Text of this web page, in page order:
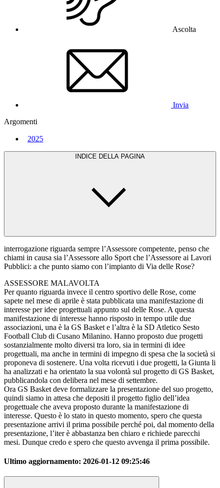
Ascolta
Invia
Argomenti
2025
INDICE DELLA PAGINA
interrogazione riguarda sempre l’Assessore competente, penso che
chiami in causa sia l’Assessore allo Sport che l’Assessore ai Lavori
Pubblici: a che punto siamo con l’impianto di Via delle Rose?
ASSESSORE MALAVOLTA
Per quanto riguarda invece il centro sportivo delle Rose, come
sapete nel mese di aprile è stata pubblicata una manifestazione di
interesse per idee progettuali appunto sul delle Rose. A questa
manifestazione di interesse hanno risposto in tempo utile due
associazioni, una è la GS Basket e l’altra è la SD Atletico Sesto
Football Club di Cusano Milanino. Hanno proposto due progetti
sostanzialmente molto diversi tra loro, sia in termini di idee
progettuali, ma anche in termini di impegno di spesa che la società si
proponeva di sostenere. Una volta ricevuti i due progetti, la Giunta li
ha analizzati e ha orientato la sua volontà sul progetto di GS Basket,
pubblicandola con delibera nel mese di settembre.
Ora GS Basket deve formalizzare la presentazione del suo progetto,
quindi siamo in attesa che depositi il progetto figlio dell’idea
progettuale che aveva proposto durante la manifestazione di
interesse. Questo è lo stato in questo momento, spero che questa
presentazione arrivi il prima possibile perché poi, dal momento della
presentazione, l’iter è abbastanza ben chiaro e richiede parecchi
mesi. Dunque credo e spero che questo avvenga il prima possibile.
Ultimo aggiornamento: 2026-01-12 09:25:46